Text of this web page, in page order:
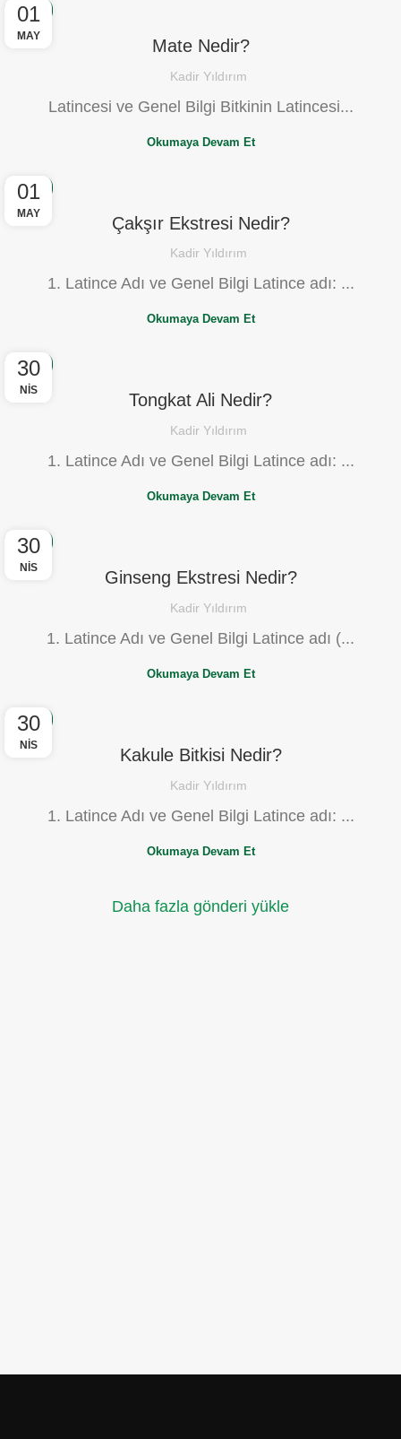
01
MAY
BLOG
Mate Nedir?
Kadir Yıldırım
Latincesi ve Genel Bilgi Bitkinin Latincesi...
Okumaya Devam Et
01
MAY
BLOG
Çakşır Ekstresi Nedir?
Kadir Yıldırım
1. Latince Adı ve Genel Bilgi Latince adı: ...
Okumaya Devam Et
30
NIS
BLOG
Tongkat Ali Nedir?
Kadir Yıldırım
1. Latince Adı ve Genel Bilgi Latince adı: ...
Okumaya Devam Et
30
NIS
BLOG
Ginseng Ekstresi Nedir?
Kadir Yıldırım
1. Latince Adı ve Genel Bilgi Latince adı (...
Okumaya Devam Et
30
NIS
BLOG
Kakule Bitkisi Nedir?
Kadir Yıldırım
1. Latince Adı ve Genel Bilgi Latince adı: ...
Okumaya Devam Et
Daha fazla gönderi yükle